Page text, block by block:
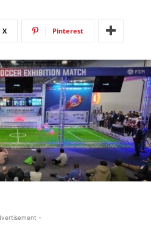
X Pinterest
-